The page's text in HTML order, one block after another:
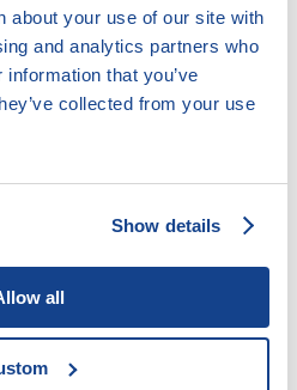
about your use of our site with
and analytics partners who
that you’ve
collected from your use
Show details
all
právo
a veřejné
předpisy?
práva